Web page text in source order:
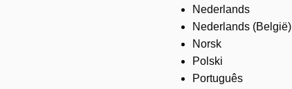
Nederlands
Nederlands (België)
Norsk
Polski
Português